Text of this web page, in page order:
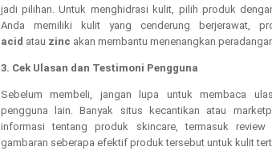
jadi pilihan. Untuk menghidrasi kulit, pilih produk
Anda memiliki kulit yang cenderung berjerawat,
acid atau zinc akan membantu menenangkan
3. Cek Ulasan dan Testimoni Pengguna
Sebelum membeli, jangan lupa untuk membaca
pengguna lain. Banyak situs kecantikan atau
informasi tentang produk skincare, termasuk
gambaran seberapa efektif produk tersebut untuk kulit